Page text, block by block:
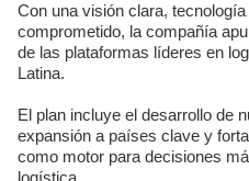
Con una visión clara,
comprometido, la compañía
de las plataformas líderes en
Latina.
El plan incluye el desarrollo de
expansión a países clave y
como motor para decisiones
logística.